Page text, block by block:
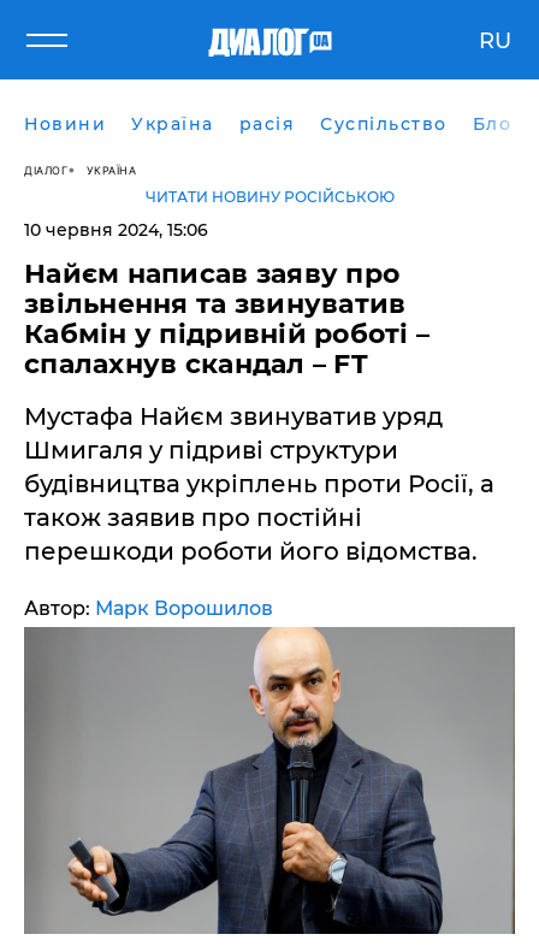
RU
Новини Україна расія Суспільство Блоги
ДІАЛОГ УКРАЇНА
ЧИТАТИ НОВИНУ РОСІЙСЬКОЮ
10 червня 2024, 15:06
Найєм написав заяву про
звільнення та звинуватив
Кабмін у підривній роботі –
спалахнув скандал – FT
Мустафа Найєм звинуватив уряд
Шмигаля у підриві структури
будівництва укріплень проти Росії, а
також заявив про постійні
перешкоди роботи його відомства.
Автор: Марк Ворошилов